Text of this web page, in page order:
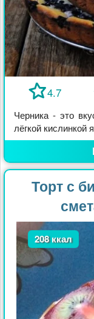
4.7
Черника - это
лёгкой кислинкой
Торт с
208 ккал